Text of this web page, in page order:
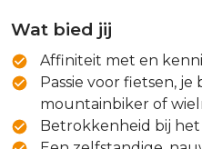
Wat bied jij
Affiniteit met en
Passie voor fietsen,
mountainbiker of
Betrokkenheid bij het